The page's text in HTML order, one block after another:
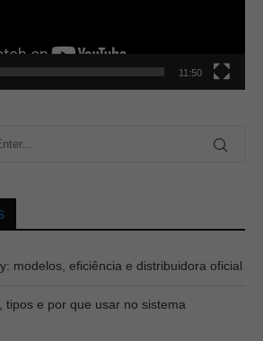
11:50
modelos, eficiência e distribuidora oficial
tipos e por que usar no sistema